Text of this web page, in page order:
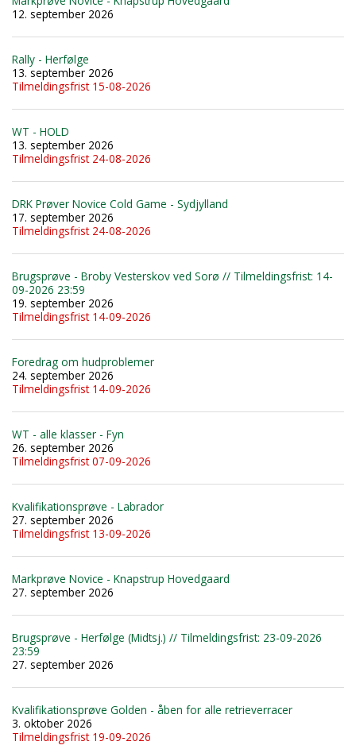
12. september 2026
Rally - Herfølge
13. september 2026
Tilmeldingsfrist 15-08-2026
WT - HOLD
13. september 2026
Tilmeldingsfrist 24-08-2026
DRK Prøver Novice Cold Game - Sydjylland
17. september 2026
Tilmeldingsfrist 24-08-2026
Brugsprøve - Broby Vesterskov ved Sorø // Tilmeldingsfrist: 14-
09-2026 23:59
19. september 2026
Tilmeldingsfrist 14-09-2026
Foredrag om hudproblemer
24. september 2026
Tilmeldingsfrist 14-09-2026
WT - alle klasser - Fyn
26. september 2026
Tilmeldingsfrist 07-09-2026
Kvalifikationsprøve - Labrador
27. september 2026
Tilmeldingsfrist 13-09-2026
Markprøve Novice - Knapstrup Hovedgaard
27. september 2026
Brugsprøve - Herfølge (Midtsj.) // Tilmeldingsfrist: 23-09-2026
23:59
27. september 2026
Kvalifikationsprøve Golden - åben for alle retrieverracer
3. oktober 2026
Tilmeldingsfrist 19-09-2026